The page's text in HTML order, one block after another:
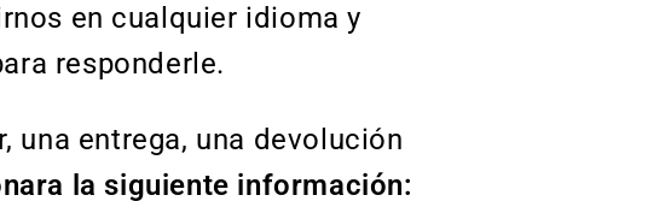
en cualquier idioma y
responderle.
una entrega, una devolución
la siguiente información: